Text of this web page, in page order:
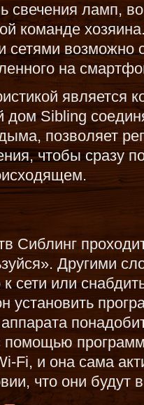
свечения ламп,
команде
возможно
на
является
дом Sibling
позволяет
чтобы сразу
Сиблинг
Другими
к сети или
установить
помощью
Fi, и она сама
что они будут